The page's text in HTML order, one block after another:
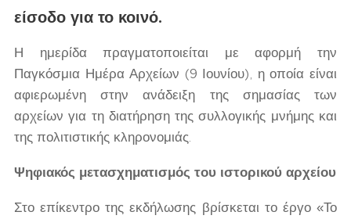
είσοδο για το κοινό.
Η ημερίδα πραγματοποιείται με αφορμή την
Παγκόσμια Ημέρα Αρχείων (9 Ιουνίου), η οποία είναι
αφιερωμένη στην ανάδειξη της σημασίας των
αρχείων για τη διατήρηση της συλλογικής μνήμης και
της πολιτιστικής κληρονομιάς.
Ψηφιακός μετασχηματισμός του ιστορικού αρχείου
Στο επίκεντρο της εκδήλωσης βρίσκεται το έργο «Το